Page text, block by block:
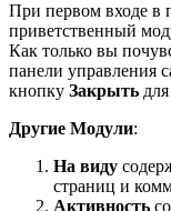
При первом входе в
приветственный
Как только вы
панели управления
кнопку Закрыть
Другие Модули:
На виду
страниц и
Активность